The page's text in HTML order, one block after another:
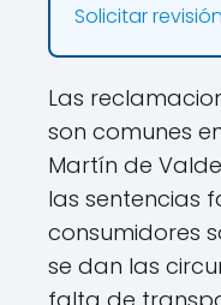
Solicitar
Las
son comunes
Martín de
las sentencias
consumidores
se dan las